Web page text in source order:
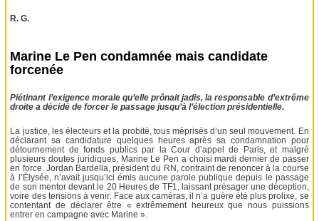
R. G.
Marine Le Pen condamnée mais candidate
forcenée
Piétinant l’exigence morale qu’elle prônait jadis, la responsable d’extrême
droite a décidé de forcer le passage jusqu’à l’élection présidentielle.
La justice, les électeurs et la probité, tous méprisés d’un seul mouvement. En
déclarant sa candidature quelques heures après sa condamnation pour
détournement de fonds publics par la Cour d’appel de Paris, et malgré
plusieurs doutes juridiques, Marine Le Pen a choisi mardi dernier de passer
en force. Jordan Bardella, président du RN, contraint de renoncer à la course
à l’Élysée, n’avait jusqu’ici émis aucune parole publique depuis le passage
de son mentor devant le 20 Heures de TF1, laissant présager une déception,
voire des tensions à venir. Face aux caméras, il n’a guère été plus prolixe, se
contentant de déclarer être « extrêmement heureux que nous puissions
entrer en campagne avec Marine ».